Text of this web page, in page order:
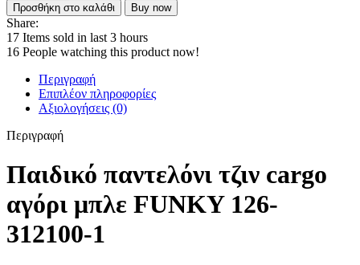
Προσθήκη στο καλάθι Buy now
Share:
17 Items sold in last 3 hours
16 People watching this product now!
Περιγραφή
Επιπλέον πληροφορίες
Αξιολογήσεις (0)
Περιγραφή
Παιδικό παντελόνι τζιν cargo
αγόρι μπλε FUNKY 126-
312100-1